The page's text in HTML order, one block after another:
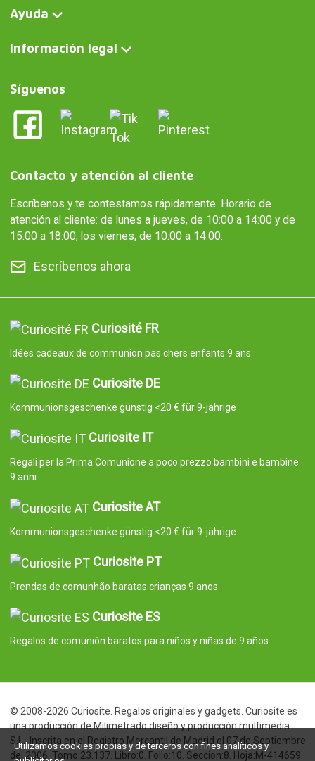
Ayuda
Información legal
Síguenos
Contacto y atención al cliente
Escríbenos y te contestamos rápidamente. Horario de
atención al cliente: de lunes a jueves, de 10:00 a 14:00 y de
15:00 a 18:00; los viernes, de 10:00 a 14:00.
Escríbenos ahora
Curiosité FR
Idées cadeaux de communion pas chers enfants 9 ans
Curiosite DE
Kommunionsgeschenke günstig <20 € für 9-jährige
Curiosite IT
Regali per la Prima Comunione a poco prezzo bambini e bambine
9 anni
Curiosite AT
Kommunionsgeschenke günstig <20 € für 9-jährige
Curiosite PT
Prendas de comunhão baratas crianças 9 anos
Curiosite ES
Regalos de comunión baratos para niños y niñas de 9 años
© 2008-2026 Curiosite. Regalos originales y gadgets. Curiosite es
una producción de Milimetrado diseño y producción multimedia
S.L.. Inscrita en el Registro Mercantil de Madrid el 07 de Septiembre
del 2006. Tomo:23.137. Libro:0. Folio:10. Seccion:8. Hoja:M-414659
Utilizamos cookies propias y de terceros con fines analíticos y